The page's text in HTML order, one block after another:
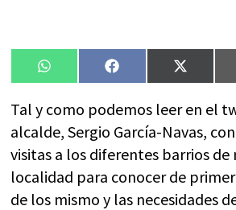
Compartir
en
WhatsAppCompartir
en
Facebook
en
X
Tal y como podemos leer en el
alcalde, Sergio García-Navas,
visitas a los diferentes barrios de
localidad para conocer de
de los mismo y las necesidades